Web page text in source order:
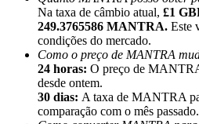
Indicação
Convide um amigo para receber
Deposit CASHCAT & Win
Na taxa de câmbio atual, £1
249.3765586 MANTRA. Este
condições do mercado.
Como o preço de MANTRA
24 horas: O preço de
desde ontem.
30 dias: A taxa de MANTRA
comparação com o mês passado.